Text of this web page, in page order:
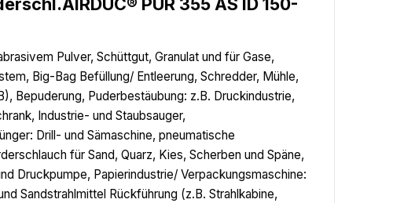
PUR 355 AS ID 150-
Pulver, Schüttgut, Granulat und für Gase,
Big-Bag Befüllung/ Entleerung, Schredder, Mühle,
Bepuderung, Puderbestäubung: z.B. Druckindustrie,
Industrie- und Staubsauger,
Drill- und Sämaschine, pneumatische
für Sand, Quarz, Kies, Scherben und Späne,
Druckpumpe, Papierindustrie/ Verpackungsmaschine:
Sandstrahlmittel Rückführung (z.B. Strahlkabine,